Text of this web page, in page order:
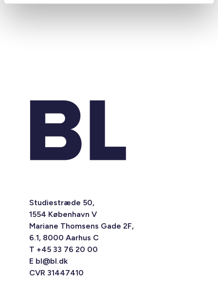
Studiestræde 50,
1554 København V
Mariane Thomsens Gade 2F,
6.1, 8000 Aarhus C
T +45 33 76 20 00
E bl@bl.dk
CVR 31447410